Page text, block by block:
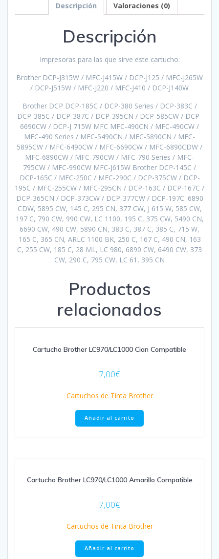
Descripción Valoraciones (0)
Descripción
Impresoras para las que sirve este cartucho:
Brother DCP-J315W / MFC-J415W / DCP-J125 / MFC-J265W
/ DCP-J515W / MFC-J220 / MFC-J410 / DCP-J140W
Brother DCP DCP-185C / DCP-380 Series / DCP-383C /
DCP-385C / DCP-387C / DCP-395CN / DCP-585CW / DCP-
6690CW / DCP-J 715W MFC MFC-490CN / MFC-490CW /
MFC-490 Series / MFC-5490CN / MFC-5890CN / MFC-
5895CW / MFC-6490CW / MFC-6690CW / MFC-6890CDW /
MFC-6890CW / MFC-790CW / MFC-790 Series / MFC-
795CW / MFC-990CW MFC-J615W Brother DCP-145C /
DCP-165C / MFC-250C / MFC-290C / DCP-375CW / DCP-
195C / MFC-255CW / MFC-295CN / DCP-163C / DCP-167C /
DCP-365CN / DCP-373CW / DCP-377CW / DCP-197C. 6890
CDW, 5895 CW, 145 C, 295 CN, 377 CW, J 615 W, 585 CW,
197 C, 790 CW, 990 CW, LC 1100, 195 C, 375 CW, 5490 CN,
6690 CW, 490 CW, 5890 CN, 383 C, 387 C, 385 C, 715 W,
165 C, 365 CN, ARLC 1100 BK, 250 C, 167 C, 490 CN, 163
C, 255 CW, 185 C, 28 ML, LC 980, 6890 CW, 6490 CW, 373
CW, 290 C, 795 CW, LC 61, 395 CN
Productos
relacionados
Cartucho Brother LC970/LC1000 Cian Compatible
7,00€
Cartuchos de Tinta Brother
Añadir al carrito
Cartucho Brother LC970/LC1000 Amarillo Compatible
7,00€
Cartuchos de Tinta Brother
Añadir al carrito